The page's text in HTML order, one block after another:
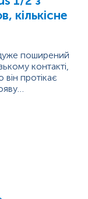
вагітності.
кількісне
поширений
контакті,
протікає
органи, очі).